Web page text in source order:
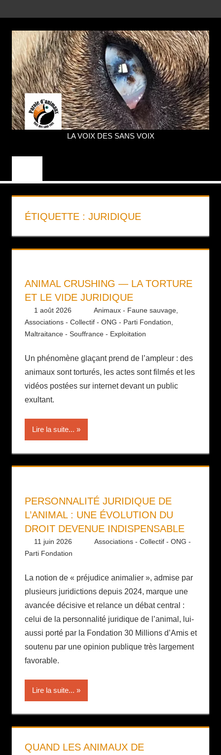
au
contenu
PAROLE
LA VOIX DES SANS VOIX
ÉTIQUETTE : JURIDIQUE
ANIMAL CRUSHING — LA TORTURE
ET LE VIDE JURIDIQUE
1 août 2026 Daniel
Animaux - Faune sauvage,
Associations - Collectif - ONG - Parti Fondation
Maltraitance - Souffrance - Exploitation
Un phénomène glaçant prend de l’ampleur : des
animaux sont torturés, les actes sont filmés et les
vidéos postées sur internet devant un public
exultant.
Lire la suite...
PERSONNALITÉ JURIDIQUE DE
L’ANIMAL : UNE ÉVOLUTION DU
DROIT DEVENUE INDISPENSABLE
11 juin 2026 Daniel
Associations - Collectif - ONG -
Parti Fondation
La notion de « préjudice animalier », admise par
plusieurs juridictions depuis 2024, marque une
avancée décisive et relance un débat central :
celui de la personnalité juridique de l’animal, lui-
aussi porté par la Fondation 30 Millions d’Amis et
soutenu par une opinion publique très largement
favorable.
Lire la suite...
QUAND LES ANIMAUX DE